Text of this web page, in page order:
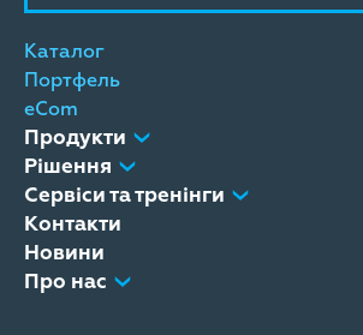
Каталог
Портфель
eCom
Продукти
Рішення
Сервіси та тренінги
Контакти
Новини
Про нас